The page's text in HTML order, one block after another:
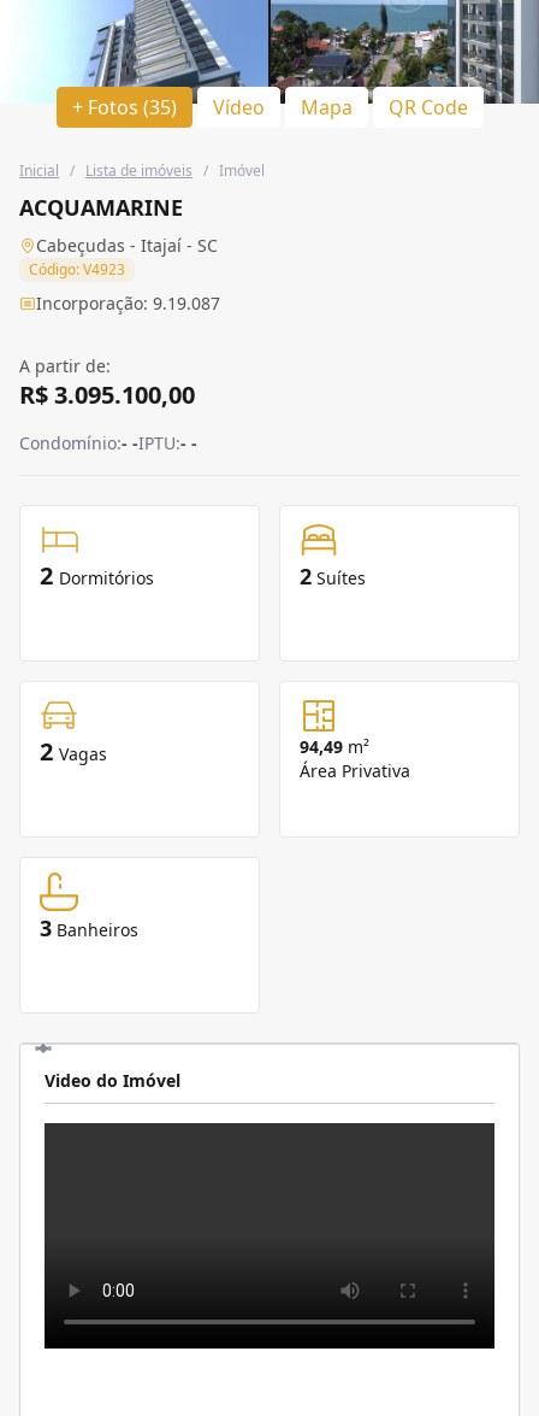
+ Fotos (35) Vídeo Mapa QR Code
Inicial / Lista de imóveis / Imóvel
ACQUAMARINE
Cabeçudas - Itajaí - SC
Código: V4923
Incorporação: 9.19.087
A partir de:
R$ 3.095.100,00
Condomínio:- -IPTU:- -
2 Dormitórios 2 Suítes
2 Vagas 94,49 m²
Área Privativa
3 Banheiros
Video do Imóvel